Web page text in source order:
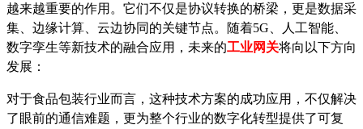
越来越重要的作用。它们不仅是协议转换的桥梁，更是数据采
集、边缘计算、云边协同的关键节点。随着5G、人工智能、
数字孪生等新技术的融合应用，未来的工业网关将向以下方向
发展：
对于食品包装行业而言，这种技术方案的成功应用，不仅解决
了眼前的通信难题，更为整个行业的数字化转型提供了可复